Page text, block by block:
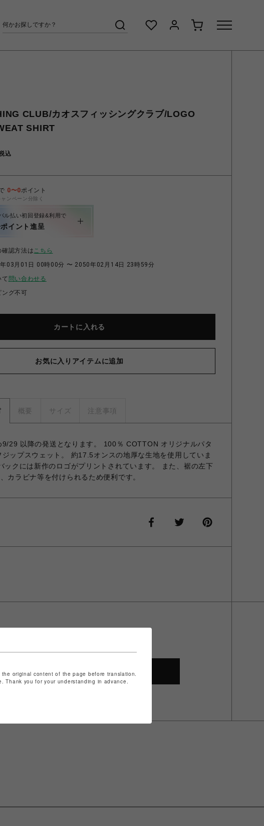
CLUB/カオスフィッシングクラブ/LOGO
SHIRT
込
0〜0ポイント
ンペーン分除く
ル払い初回登録&利用で
イント進呈
認方法はこちら
03月01日 00時00分 〜 2050年02月14日 23時59分
て 問い合わせる
ング不可
カートに入れる
お気に入りアイテムに追加
概要 サイズ 注意事項
29 以降の発送となります。 100％ COTTON オリジナルパタ
ップスウェット。 約17.5オンスの地厚な生地を使用していま
ックには新作のロゴがプリントされています。 また、裾の左下
カラビナ等を付けられるため便利です。
SHOP TOP
original content of the page before translation.
Thank you for your understanding in advance.